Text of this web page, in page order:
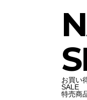
お買い
SALE
特売商